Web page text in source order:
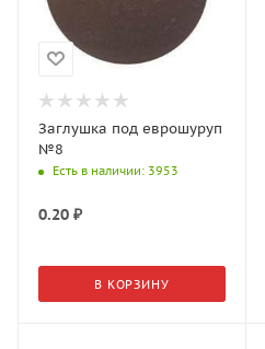
Заглушка под еврошуруп
№8
Есть в наличии: 3953
0.20 ₽
В КОРЗИНУ